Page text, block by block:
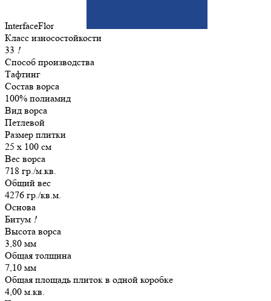
InterfaceFlor
Класс износостойкости
33 !
Способ производства
Тафтинг
Состав ворса
100% полиамид
Вид ворса
Петлевой
Размер плитки
25 х 100 см
Вес ворса
718 гр./м.кв.
Общий вес
4276 гр./кв.м.
Основа
Битум !
Высота ворса
3,80 мм
Общая толщина
7,10 мм
Общая площадь плиток в одной коробке
4,00 м.кв.